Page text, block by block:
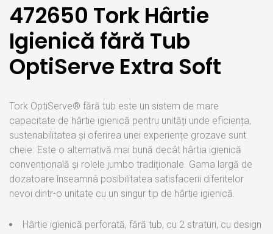
472650 Tork Hârtie
Igienică fără Tub
OptiServe Extra Soft
Tork OptiServe® fără tub este un sistem de mare
capacitate de hârtie igienică pentru unități unde eficiența,
sustenabilitatea și oferirea unei experiențe grozave sunt
cheie. Este o alternativă mai bună decât hârtia igienică
convențională și rolele jumbo tradiționale. Gama largă de
dozatoare înseamnâ posibilitatea satisfacerii diferitelor
nevoi dintr-o unitate cu un singur tip de hârtie igienică.
Hârtie igienică perforată, fără tub, cu 2 straturi, cu design